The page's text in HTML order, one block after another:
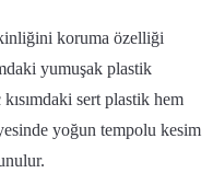
koruma özelliği
yumuşak plastik
sert plastik hem
yoğun tempolu kesim